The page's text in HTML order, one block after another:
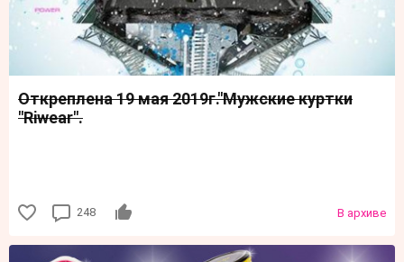
Откреплена 19 мая 2019г."Мужские куртки
"Riwear".
248 В архиве